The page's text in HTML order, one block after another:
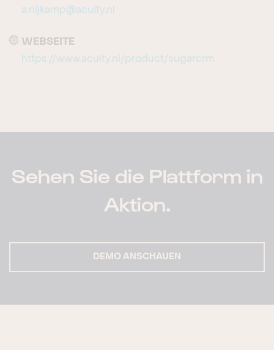
a.nijkamp@acuity.nl
WEBSEITE
https://www.acuity.nl/product/sugarcrm
Sehen Sie die Plattform in
Aktion.
DEMO ANSCHAUEN